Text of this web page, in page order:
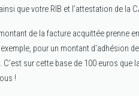
que votre RIB et l’attestation de la
de la facture acquittée prenne
pour un montant d’adhésion
sur cette base de 100 euros que
!